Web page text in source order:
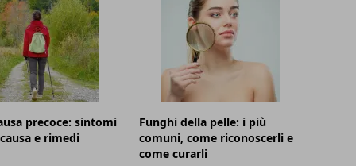
precoce: sintomi
e rimedi
Funghi della pelle: i più
comuni, come riconoscerli e
come curarli